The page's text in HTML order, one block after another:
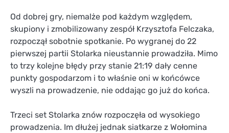
Od dobrej gry, niemalże pod każdym względem,
skupiony i zmobilizowany zespół Krzysztofa Felczaka,
rozpoczął sobotnie spotkanie. Po wygranej do 22
pierwszej partii Stolarka nieustannie prowadziła. Mimo
to trzy kolejne błędy przy stanie 21:19 dały cenne
punkty gospodarzom i to właśnie oni w końcówce
wyszli na prowadzenie, nie oddając go już do końca.
Trzeci set Stolarka znów rozpoczęła od wysokiego
prowadzenia. Im dłużej jednak siatkarze z Wołomina